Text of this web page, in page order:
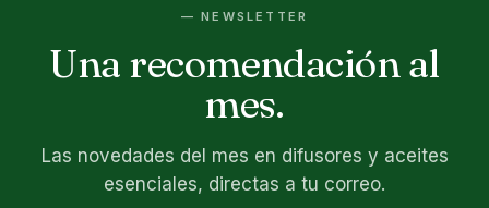
— NEWSLETTER
Una recomendación al
mes.
Las novedades del mes en difusores y aceites
esenciales, directas a tu correo.